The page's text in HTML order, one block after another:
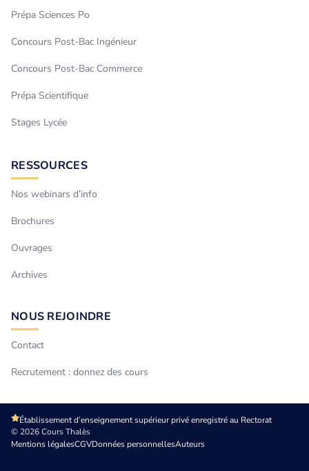
Prépa Sciences Po
Concours Post-Bac Ingénieur
Concours Post-Bac Commerce
Prépa Scientifique
Stages Lycée
RESSOURCES
Nos webinars d’info
Brochures
Ouvrages
Archives
NOUS REJOINDRE
Contact
Recrutement : donnez des cours
Établissement d’enseignement supérieur privé enregistré au Rectorat
© 2026 Cours Thalès
Mentions légalesCGVDonnées personnellesAuteurs